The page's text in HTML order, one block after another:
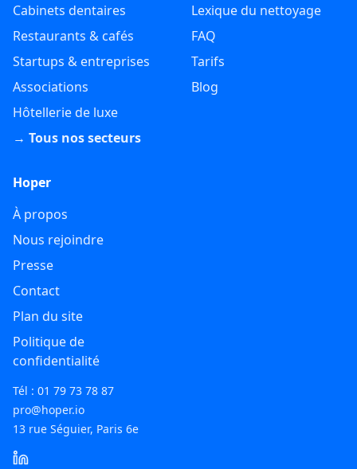
Cabinets dentaires
Restaurants & cafés
Startups & entreprises
Associations
Hôtellerie de luxe
→ Tous nos secteurs
Lexique du nettoyage
FAQ
Tarifs
Blog
Hoper
À propos
Nous rejoindre
Presse
Contact
Plan du site
Politique de
confidentialité
Tél : 01 79 73 78 87
pro@hoper.io
13 rue Séguier, Paris 6e